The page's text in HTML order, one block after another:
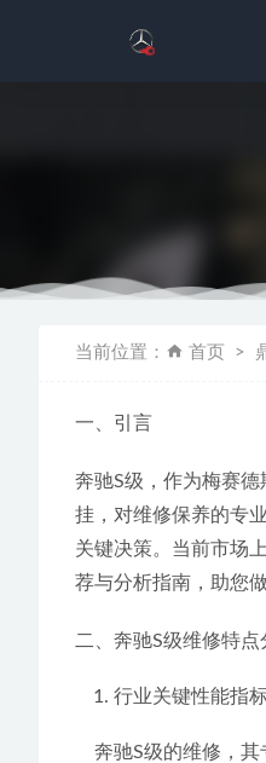
当前位置： 首页
一、引言
奔驰S级，作为梅赛
挂，对维修保养的专
关键决策。当前市场
荐与分析指南，助您
二、奔驰S级维修特点
行业关键性能指
奔驰S级的维修